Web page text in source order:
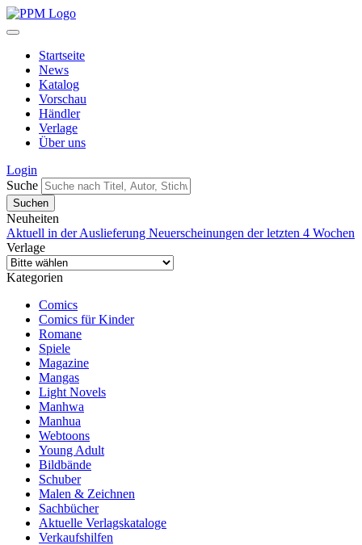
Startseite
News
Katalog
Vorschau
Händler
Verlage
Über uns
Login
Suche
Neuheiten
Aktuell in der Auslieferung Neuerscheinungen der letzten 4 Wochen
Verlage
Kategorien
Comics
Comics für Kinder
Romane
Spiele
Magazine
Mangas
Light Novels
Manhwa
Manhua
Webtoons
Young Adult
Bildbände
Schuber
Malen & Zeichnen
Sachbücher
Aktuelle Verlagskataloge
Verkaufshilfen